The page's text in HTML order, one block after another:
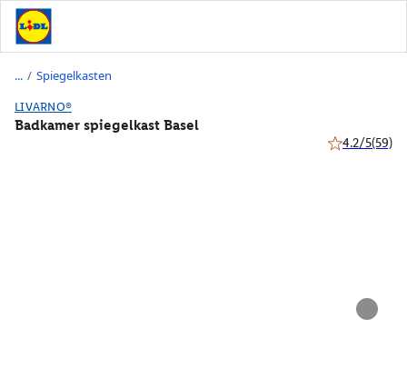
/ Spiegelkasten
LIVARNO®
Badkamer spiegelkast Basel
4.2/5(59)